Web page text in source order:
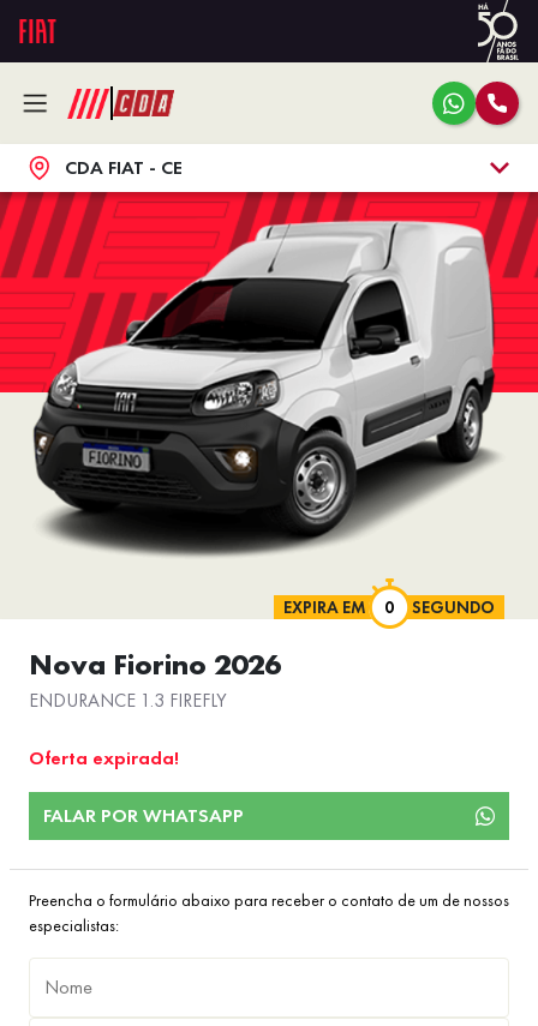
CDA FIAT - CE
EXPIRA EM SEGUNDO
Nova Fiorino 2026
ENDURANCE 1.3 FIREFLY
Oferta expirada!
FALAR POR WHATSAPP
Preencha o formulário abaixo para receber o contato de um de nossos
especialistas: